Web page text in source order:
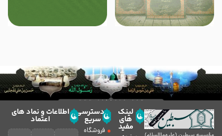
لینک
های
مفید
دسترسی
سریع
فروشگاه
اطلاعات و نماد های
اعتماد